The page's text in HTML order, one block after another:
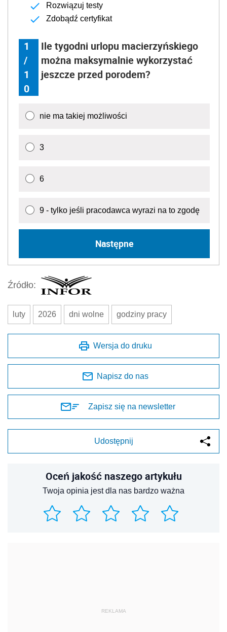
Rozwiązuj testy
Zdobądź certyfikat
1
/
1
0
Ile tygodni urlopu macierzyńskiego
można maksymalnie wykorzystać
jeszcze przed porodem?
nie ma takiej możliwości
3
6
9 - tylko jeśli pracodawca wyrazi na to zgodę
Następne
Źródło:
luty 2026 dni wolne godziny pracy
Wersja do druku
Napisz do nas
Zapisz się na newsletter
Udostępnij
Oceń jakość naszego artykułu
Twoja opinia jest dla nas bardzo ważna
REKLAMA